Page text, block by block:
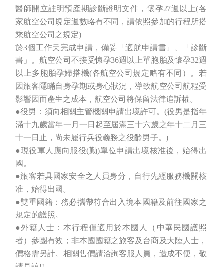
醫師開立註明預產期診斷證明文件，懷孕27週以上(各
家航空公司規定週數略有不同，請依照參加的行程所搭
乘航空公司之規定)
於3個工作天完成申請，備妥「適航申請書」、「診斷
書」。航空公司不接受懷孕36週以上單胞胎及懷孕32週
以上多胞胎孕婦搭機(各航空公司規定略有不同）。若
因旅客隱瞞自身孕期或身心狀況，導致航空公司航程受
影響因而產生之成本，航空公司將保留法律追訴權。
●役男：須向相關主管機關申請出境許可。(役男是指年
滿十九歲當年一月一日起至屆滿三十六歲之年十二月三
十一日止，尚未履行兵役義務之役齡男子。)
●現役軍人應向服役(勤)單位申請出境核准後，始得出
國。
●旅客若具國家安全之人員身分，自行先經服務機關核
准，始得出國。
●雙重國籍：務必攜帶符合出入境本國籍及前往國家之
規定的護照。
●外籍人士：本行程僅適用於本國人（中華民國護照
者）參團有效；非本國國籍之旅客及台商及大陸人士，
價格需另計。相關售價請洽詢客服人員，造成不便，敬